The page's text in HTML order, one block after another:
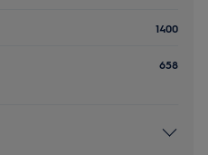
1400
658